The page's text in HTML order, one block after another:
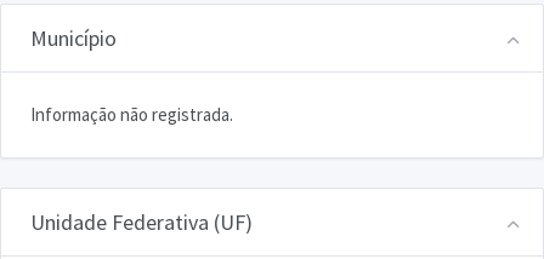
Município
Informação não registrada.
Unidade Federativa (UF)